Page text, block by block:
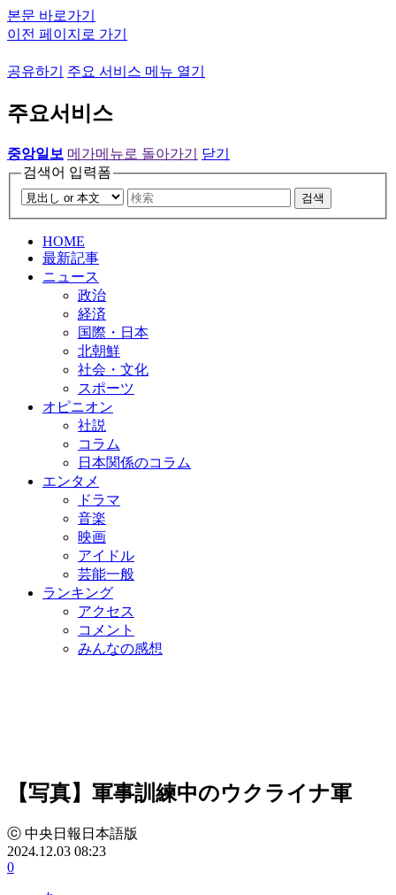
본문 바로가기
이전 페이지로 가기
공유하기 주요 서비스 메뉴 열기
주요서비스
중앙일보 메가메뉴로 돌아가기
닫기
검색어 입력폼
검색
HOME
最新記事
ニュース
政治
経済
国際・日本
北朝鮮
社会・文化
スポーツ
オピニオン
社説
コラム
日本関係のコラム
エンタメ
ドラマ
音楽
映画
アイドル
芸能一般
ランキング
アクセス
コメント
みんなの感想
【写真】軍事訓練中のウクライナ軍
ⓒ 中央日報日本語版
2024.12.03 08:23
0